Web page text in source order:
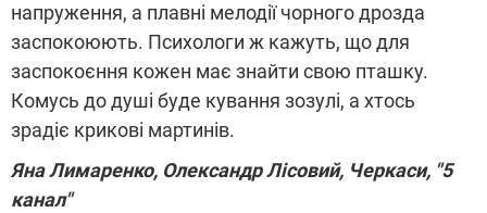
напруження, а плавні мелодії чорного дрозда
заспокоюють. Психологи ж кажуть, що для
заспокоєння кожен має знайти свою пташку.
Комусь до душі буде кування зозулі, а хтось
зрадіє крикові мартинів.
Яна Лимаренко, Олександр Лісовий, Черкаси, "5
канал"